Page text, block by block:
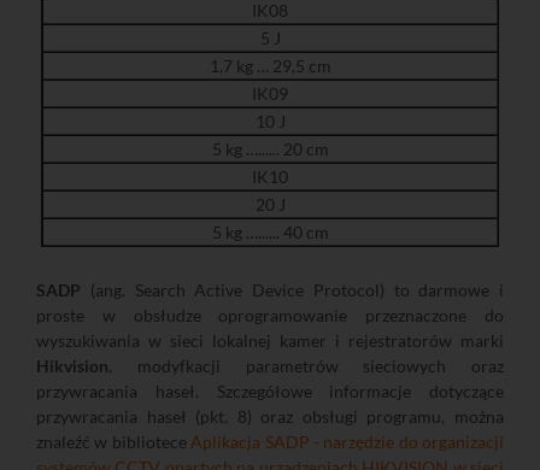
IK08
5 J
1,7 kg … 29,5 cm
IK09
10 J
5 kg …...... 20 cm
IK10
20 J
5 kg …...... 40 cm
SADP (ang. Search Active Device Protocol) to darmowe i
proste w obsłudze oprogramowanie przeznaczone do
wyszukiwania w sieci lokalnej kamer i rejestratorów marki
Hikvision, modyfkacji parametrów sieciowych oraz
przywracania haseł. Szczegółowe informacje dotyczące
przywracania haseł (pkt. 8) oraz obsługi programu, można
znaleźć w biblioteceAplikacja SADP - narzędzie do organizacji